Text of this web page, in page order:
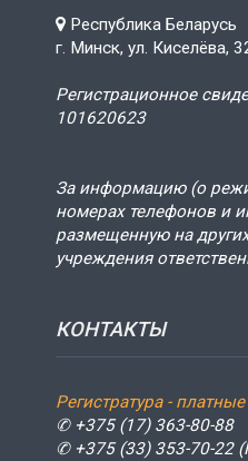
Республика Беларусь
г. Минск, ул. Киселёва,
Регистрационное
101620623
За информацию (о
номерах телефонов и
размещенную на
учреждения
КОНТАКТЫ
Регистратура - платные
✆ +375 (17) 363-80-88
✆ +375 (33) 353-70-22